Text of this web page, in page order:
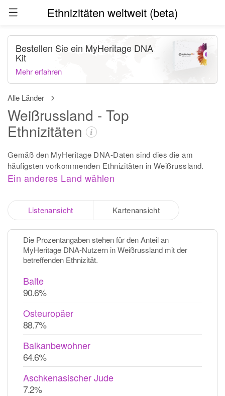
Ethnizitäten weltweit (beta)
Alle Länder
Weißrussland - Top
Ethnizitäten
Gemäß den MyHeritage DNA-Daten sind dies die am
häufigsten vorkommenden Ethnizitäten in Weißrussland.
Ein anderes Land wählen
Bestellen Sie ein MyHeritage DNA
Kit
Mehr erfahren
Listenansicht Kartenansicht
Die Prozentangaben stehen für den Anteil an
MyHeritage DNA-Nutzern in Weißrussland mit der
betreffenden Ethnizität.
Balte
90.6%
Osteuropäer
88.7%
Balkanbewohner
64.6%
Aschkenasischer Jude
7.2%